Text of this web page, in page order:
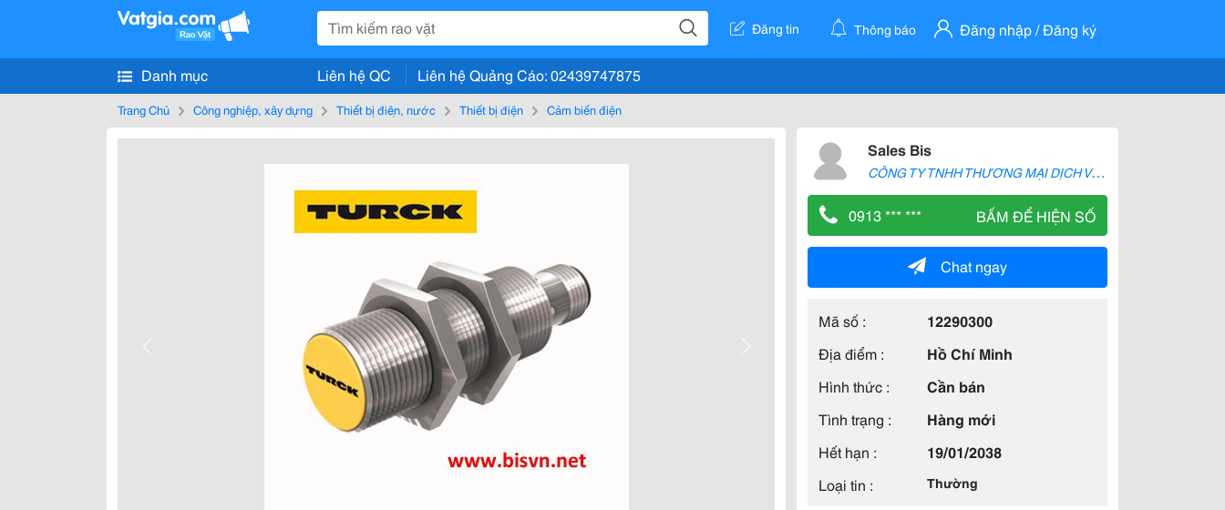
Đăng tin Thông báo Đăng nhập / Đăng ký
Danh mục Liên hệ QC Liên hệ Quảng Cáo: 02439747875
Trang Chủ Công nghiệp, xây dựng Thiết bị điện, nước Thiết bị điện Cảm biến điện
Sales Bis
C
ÔNG TY TNHH THƯƠNG MẠI DỊCH VỤ BIS
0913 *** *** BẤM ĐỂ HIỆN SỐ
Chat ngay
Mã số :
12290300
Địa điểm :
Hồ Chí Minh
Hình thức :
Cần bán
Tình trạng :
Hàng mới
Hết hạn :
19/01/2038
Loại tin :
Thường